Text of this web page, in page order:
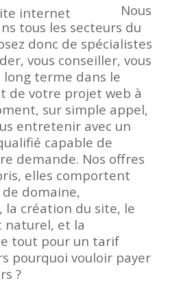
Nous
tous les secteurs du
donc de spécialistes
vous conseiller, vous
terme dans le
de votre projet web à
sur simple appel,
entretenir avec un
capable de
demande. Nos offres
elles comportent
de domaine,
la création du site, le
naturel, et la
tout pour un tarif
pourquoi vouloir payer
?